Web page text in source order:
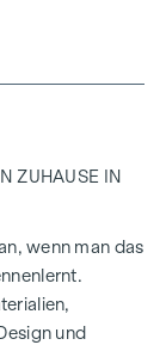
ZUHAUSE IN
wenn man das
und